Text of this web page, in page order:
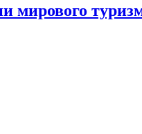
мирового